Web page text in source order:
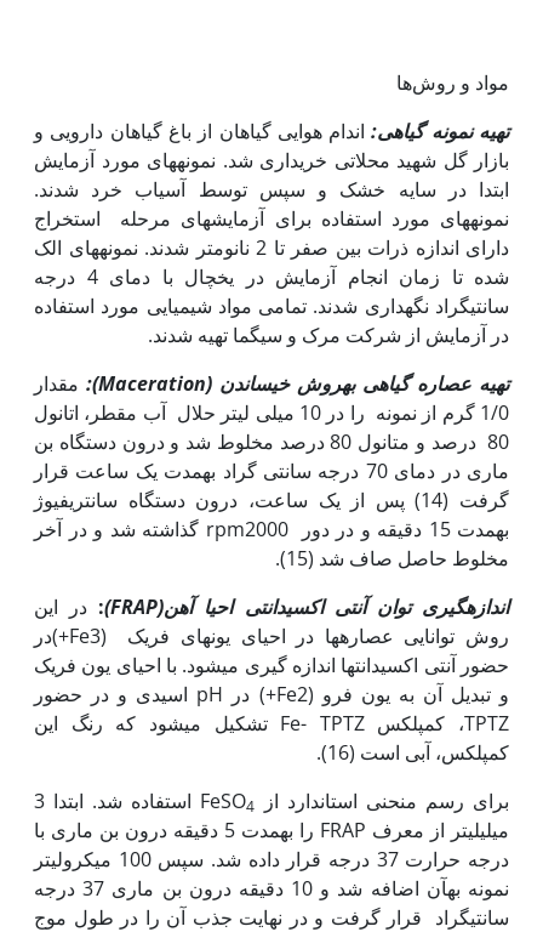
مواد و روش‌ها
تهیه نمونه گیاهی:اندام هوایی گیاهان از باغ گیاهان دارویی و
بازار گل شهید محلاتی خریداری شد. نمونه‏های مورد آزمایش
ابتدا در سایه خشک و سپس توسط آسیاب خرد شدند.
نمونه‏های مورد استفاده برای آزمایش‏های مرحله استخراج
دارای اندازه ذرات بین صفر تا 2 نانومتر شدند. نمونه‏های الک
شده تا زمان انجام آزمایش در یخچال با دمای 4 درجه
سانتی‫گراد نگه‫داری شدند. تمامی مواد شیمیایی مورد استفاده
در آزمایش از شرکت مرک و سیگما تهیه شدند.
تهیه عصاره گیاهی به‏روش خیساندن (Maceration)
: مقدار
1/0 گرم از نمونه را در 10 میلی لیتر حلال آب مقطر‫، اتانول
80 درصد و متانول 80 درصد مخلوط شد و درون دستگاه بن
ماری در دمای 70 درجه سانتی گراد به‏مدت یک ساعت قرار
گرفت (14) پس از یک ساعت، درون دستگاه سانتریفیوژ
به‏مدت 15 دقیقه و در دور rpm2000 گذاشته شد و در آخر
مخلوط حاصل صاف شد (15).
اندازهگیری توان آنتی اکسیدانتی احیا آهن(FRAP)
: در این
روش توانایی عصاره‏ها در احیای یون‏های فریک (Fe3+)در
حضور آنتی اکسیدانت‏ها اندازه گیری می‏شود. با احیای یون فریک
و تبدیل آن به یون فرو (Fe2+) در pH اسیدی و در حضور
TPTZ، کمپلکس Fe- TPTZ تشکیل می‏شود که رنگ این
کمپلکس، آبی است (16).
برای رسم منحنی استاندارد از FeSO
4
استفاده شد. ابتدا 3
میلی‫لیتر از معرف FRAP را به‏مدت 5 دقیقه درون بن ماری با
درجه حرارت 37 درجه قرار داده شد. سپس 100 میکرولیتر
نمونه به‏آن اضافه شد و 10 دقیقه درون بن ماری 37 درجه
سانتی‫گراد قرار گرفت و در نهایت جذب آن را در طول موج